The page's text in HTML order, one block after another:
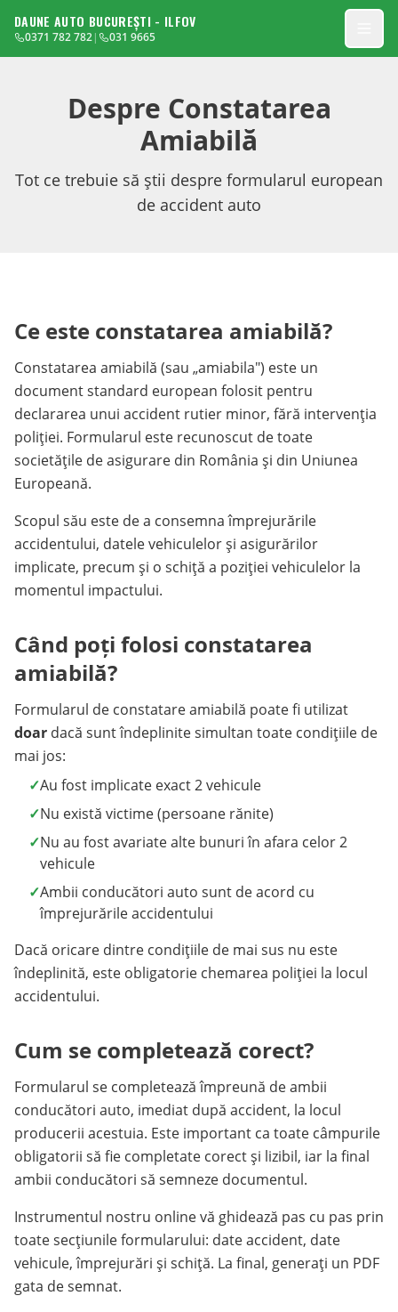
DAUNE AUTO BUCUREȘTI - ILFOV
0371 782 782| 031 9665
Despre Constatarea
Amiabilă
Tot ce trebuie să știi despre formularul european
de accident auto
Ce este constatarea amiabilă?
Constatarea amiabilă (sau „amiabila") este un
document standard european folosit pentru
declararea unui accident rutier minor, fără intervenția
poliției. Formularul este recunoscut de toate
societățile de asigurare din România și din Uniunea
Europeană.
Scopul său este de a consemna împrejurările
accidentului, datele vehiculelor și asigurărilor
implicate, precum și o schiță a poziției vehiculelor la
momentul impactului.
Când poți folosi constatarea
amiabilă?
Formularul de constatare amiabilă poate fi utilizat
doar dacă sunt îndeplinite simultan toate condițiile de
mai jos:
✓Au fost implicate exact 2 vehicule
✓Nu există victime (persoane rănite)
✓Nu au fost avariate alte bunuri în afara celor 2
vehicule
✓Ambii conducători auto sunt de acord cu
împrejurările accidentului
Dacă oricare dintre condițiile de mai sus nu este
îndeplinită, este obligatorie chemarea poliției la locul
accidentului.
Cum se completează corect?
Formularul se completează împreună de ambii
conducători auto, imediat după accident, la locul
producerii acestuia. Este important ca toate câmpurile
obligatorii să fie completate corect și lizibil, iar la final
ambii conducători să semneze documentul.
Instrumentul nostru online vă ghidează pas cu pas prin
toate secțiunile formularului: date accident, date
vehicule, împrejurări și schiță. La final, generați un PDF
gata de semnat.